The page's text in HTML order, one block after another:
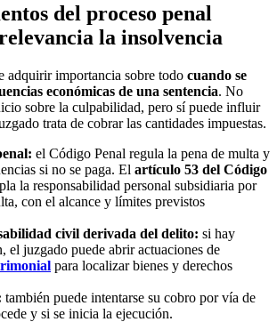
del proceso penal
la insolvencia
adquirir importancia sobre todo cuando se
económicas de una sentencia. No
sobre la culpabilidad, pero sí puede influir
trata de cobrar las cantidades impuestas.
el Código Penal regula la pena de multa y
si no se paga. El artículo 53 del Código
la responsabilidad personal subsidiaria por
con el alcance y límites previstos
civil derivada del delito: si hay
el juzgado puede abrir actuaciones de
para localizar bienes y derechos
también puede intentarse su cobro por vía de
y si se inicia la ejecución.